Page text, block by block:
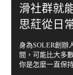
滑社群就
思葒從日
身為SOLER創辦
間，可能比大多
你是怎麼一直保